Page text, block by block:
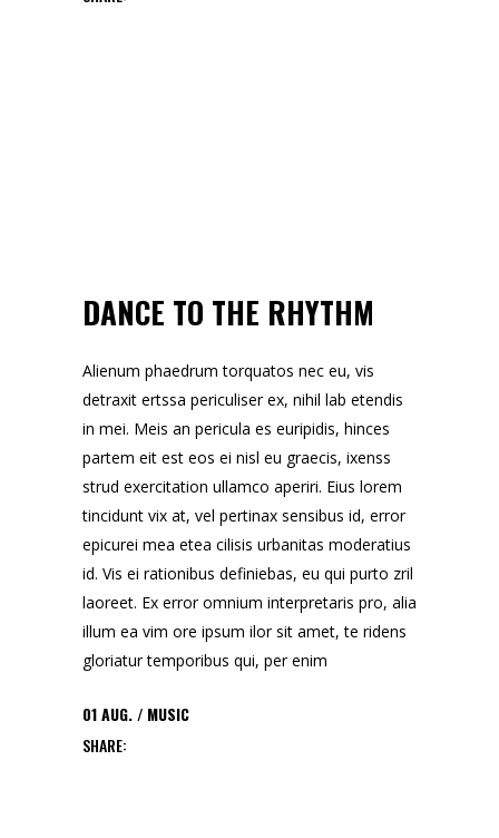
DANCE TO THE RHYTHM
Alienum phaedrum torquatos nec eu, vis
detraxit ertssa periculiser ex, nihil lab etendis
in mei. Meis an pericula es euripidis, hinces
partem eit est eos ei nisl eu graecis, ixenss
strud exercitation ullamco aperiri. Eius lorem
tincidunt vix at, vel pertinax sensibus id, error
epicurei mea etea cilisis urbanitas moderatius
id. Vis ei rationibus definiebas, eu qui purto zril
laoreet. Ex error omnium interpretaris pro, alia
illum ea vim ore ipsum ilor sit amet, te ridens
gloriatur temporibus qui, per enim
01AUG.
MUSIC
SHARE: